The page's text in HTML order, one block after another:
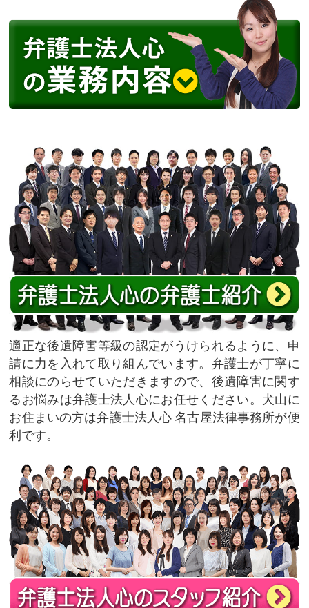
適正な後遺障害等級の認定がうけられるように、申
請に力を入れて取り組んでいます。弁護士が丁寧に
相談にのらせていただきますので、後遺障害に関す
るお悩みは弁護士法人心にお任せください。犬山に
お住まいの方は弁護士法人心 名古屋法律事務所が便
利です。